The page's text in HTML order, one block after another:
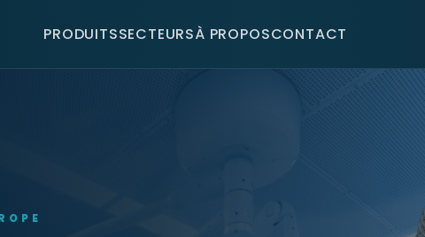
PRODUITSSECTEURSÀ PROPOSCONTACT